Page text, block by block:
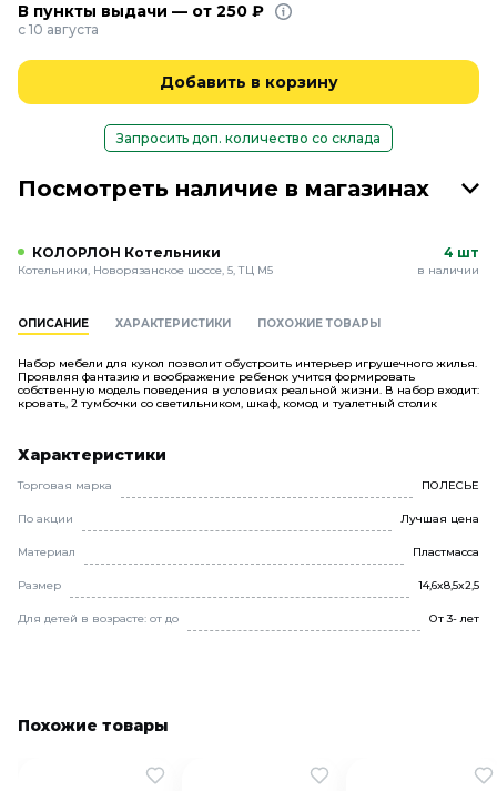
В пункты выдачи — от 250 ₽
с 10 августа
Добавить в корзину
Запросить доп. количество со склада
Посмотреть наличие в магазинах
КОЛОРЛОН Котельники
Котельники, Новорязанское шоссе, 5, ТЦ М5
4 шт
в наличии
ОПИСАНИЕ ХАРАКТЕРИСТИКИ ПОХОЖИЕ ТОВАРЫ
Набор мебели для кукол позволит обустроить интерьер игрушечного жилья.
Проявляя фантазию и воображение ребенок учится формировать
собственную модель поведения в условиях реальной жизни. В набор входит:
кровать, 2 тумбочки со светильником, шкаф, комод и туалетный столик
Характеристики
Торговая марка ПОЛЕСЬЕ
По акции Лучшая цена
Материал Пластмасса
Размер 14,6x8,5x2,5
Для детей в возрасте: от до От 3- лет
Похожие товары